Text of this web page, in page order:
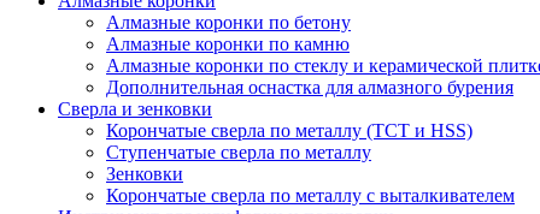
Алмазные коронки по бетону
Алмазные коронки по камню
Алмазные коронки по стеклу и керамической
Дополнительная оснастка для алмазного бурения
Сверла и зенковки
Корончатые сверла по металлу (TCT и HSS)
Ступенчатые сверла по металлу
Зенковки
Корончатые сверла по металлу c выталкивателем